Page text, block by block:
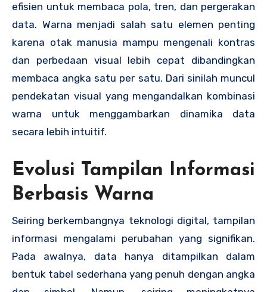
efisien untuk membaca pola, tren, dan pergerakan
data. Warna menjadi salah satu elemen penting
karena otak manusia mampu mengenali kontras
dan perbedaan visual lebih cepat dibandingkan
membaca angka satu per satu. Dari sinilah muncul
pendekatan visual yang mengandalkan kombinasi
warna untuk menggambarkan dinamika data
secara lebih intuitif.
Evolusi Tampilan Informasi
Berbasis Warna
Seiring berkembangnya teknologi digital, tampilan
informasi mengalami perubahan yang signifikan.
Pada awalnya, data hanya ditampilkan dalam
bentuk tabel sederhana yang penuh dengan angka